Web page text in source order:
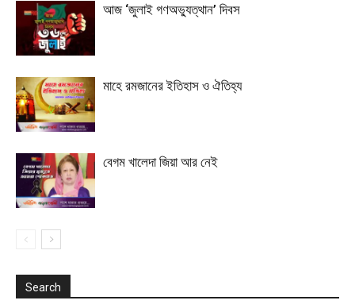
আজ ‘জুলাই গণঅভ্যুত্থান’ দিবস
মাহে রমজানের ইতিহাস ও ঐতিহ্য
বেগম খালেদা জিয়া আর নেই
Search